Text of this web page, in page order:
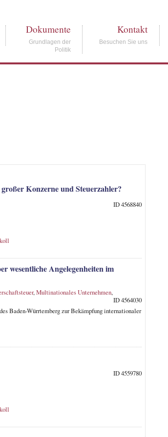
Dokumente
Grundlagen der
Politik
Kontakt
Besuchen Sie uns
Konzerne und Steuerzahler?
ID 4568840
wesentliche Angelegenheiten im
,Multinationales Unternehmen,
ID 4564030
Baden-Würrtemberg zur Bekämpfung internationaler
ID 4559780